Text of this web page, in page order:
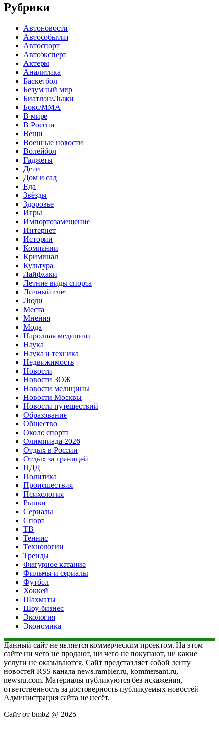
Рубрики
Автоновости
Автособытия
Автоспорт
Автоэксперт
Актеры
Аналитика
Баскетбол
Безумный мир
Биатлон/Лыжи
Бокс/MMA
В мире
В России
Вещи
Военные новости
Волейбол
Гаджеты
Дети
Дом и сад
Еда
Звёзды
Здоровье
Игры
Импортозамещение
Интернет
Истории
Компании
Криминал
Культура
Лайфхаки
Летние виды спорта
Личный счет
Люди
Места
Мнения
Мода
Народная медицина
Наука
Наука и техника
Недвижимость
Новости
Новости ЗОЖ
Новости медицины
Новости Москвы
Новости путешествий
Образование
Общество
Около спорта
Олимпиада-2026
Отдых в России
Отдых за границей
ПДД
Политика
Происшествия
Психология
Рынки
Сериалы
Спорт
ТВ
Теннис
Технологии
Тренды
Фигурное катание
Фильмы и сериалы
Футбол
Хоккей
Шахматы
Шоу-бизнес
Экология
Экономика
Данный сайт не является коммерческим проектом. На этом
сайте ни чего не продают, ни чего не покупают, ни какие
услуги не оказываются. Сайт представляет собой ленту
новостей RSS канала news.rambler.ru, kommersant.ru,
newsru.com. Материалы публикуются без искажения,
ответственность за достоверность публикуемых новостей
Администрация сайта не несёт.
Сайт от bmb2 @ 2025